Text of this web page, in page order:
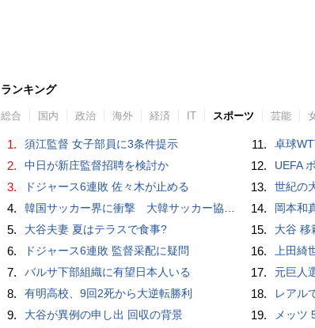
ランキング
総合 国内 政治 海外 経済 IT スポーツ 芸能
1. 須江監督 女子部員に3条件提示
2. 中日が新庄監督招聘を検討か
3. ドジャース6連敗 佐々木が止める
4. 韓国サッカー界に衝撃 大韓サッカー協会に外国人審判への“性的接待”疑惑 韓国メディアが報道
5. 大谷夫妻 夏はテラスで食事?
6. ドジャース6連敗 監督采配に疑問
7. バルサ下部組織に有望日本人いる
8. 有明高校、9回2死から大逆転勝利
9. 大谷が異例の申し出 回収の背景
11. 卓球
12. UEFA
13. 世紀の
14. 岡本和真が成し
15. 大谷 移
16. 上田綺
17. 元巨人
18. レアル
19. メッツ